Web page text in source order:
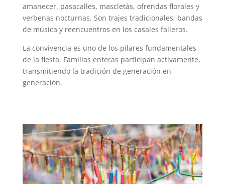
amanecer, pasacalles, mascletàs, ofrendas florales y
verbenas nocturnas. Son trajes tradicionales, bandas
de música y reencuentros en los casales falleros.
La convivencia es uno de los pilares fundamentales
de la fiesta. Familias enteras participan activamente,
transmitiendo la tradición de generación en
generación.